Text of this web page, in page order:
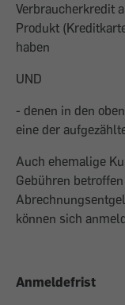
Verbraucherkredit
Produkt
haben
UND
- denen in den
eine der
Auch ehemalige
Gebühren
können sich
Anmeldefrist